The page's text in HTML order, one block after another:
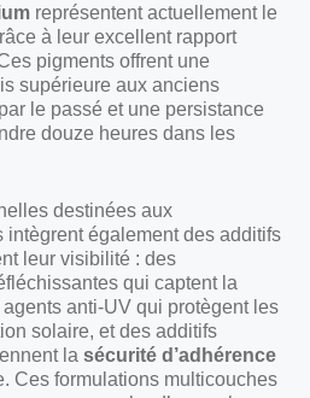
représentent actuellement le
à leur excellent rapport
pigments offrent une
supérieure aux anciens
le passé et une persistance
douze heures dans les
destinées aux
intègrent également des additifs
leur visibilité : des
qui captent la
anti-UV qui protègent les
solaire, et des additifs
la sécurité d’adhérence
Ces formulations multicouches